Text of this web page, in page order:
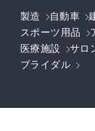
製造 自動車
スポーツ用品
医療施設
サロ
ブライダル